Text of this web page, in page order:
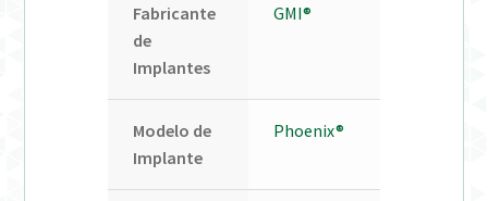
Fabricante
de
Implantes
GMI®
Modelo de
Implante
Phoenix®